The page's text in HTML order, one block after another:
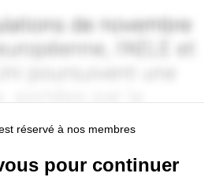
réservé à nos membres
pour continuer